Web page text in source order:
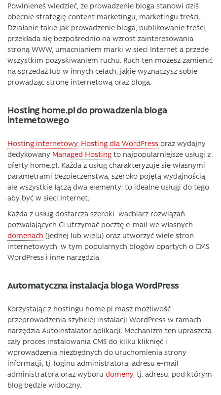
Powinieneś wiedzieć, że prowadzenie bloga stanowi dziś
obecnie strategię content marketingu, marketingu treści.
Działanie takie jak prowadzenie bloga, publikowanie treści,
przekłada się bezpośrednio na wzrost zainteresowania
stroną WWW, umacnianiem marki w sieci Internet a przede
wszystkim pozyskiwaniem ruchu. Ruch ten możesz zamienić
na sprzedaż lub w innych celach, jakie wyznaczysz sobie
prowadząc stronę internetową oraz bloga.
Hosting home.pl do prowadzenia bloga
internetowego
Hosting internetowy, Hosting dla WordPress oraz wydajny
dedykowany Managed Hosting to najpopularniejsze usługi z
oferty home.pl. Każda z usług charakteryzuje się własnymi
parametrami bezpieczeństwa, szeroko pojętą wydajnością,
ale wszystkie łączą dwa elementy: to idealne usługi do tego
aby być w sieci Internet.
Każda z usług dostarcza szeroki wachlarz rozwiązań
pozwalających Ci utrzymać pocztę e-mail we własnych
domenach (jednej lub wielu) oraz utworzyć wiele stron
internetowych, w tym popularnych blogów opartych o CMS
WordPress i inne narzędzia.
Automatyczna instalacja bloga WordPress
Korzystając z hostingu home.pl masz możliwość
przeprowadzenia szybkiej instalacji WordPress w ramach
narzędzia Autoinstalator aplikacji. Mechanizm ten upraszcza
cały proces instalowania CMS do kilku kliknięć i
wprowadzenia niezbędnych do uruchomienia strony
informacji, tj. loginu administratora, adresu e-mail
administratora oraz wyboru domeny, tj. adresu, pod którym
blog będzie widoczny.